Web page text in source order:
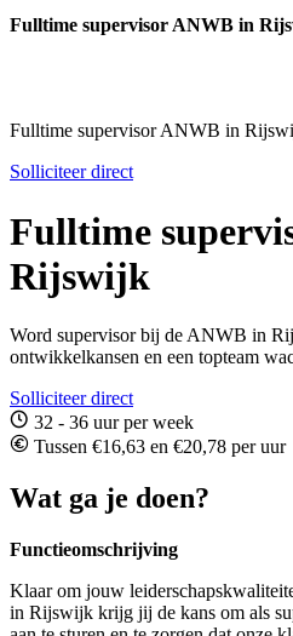
Fulltime supervisor ANWB in
Fulltime supervisor ANWB in
Solliciteer direct
Fulltime
Rijswijk
Word supervisor bij de ANWB in
ontwikkelkansen en een topteam
Solliciteer direct
32 - 36 uur per week
Tussen €16,63 en €20,78 per uur
Wat ga je doen?
Functieomschrijving
Klaar om jouw
in Rijswijk krijg jij de kans om als